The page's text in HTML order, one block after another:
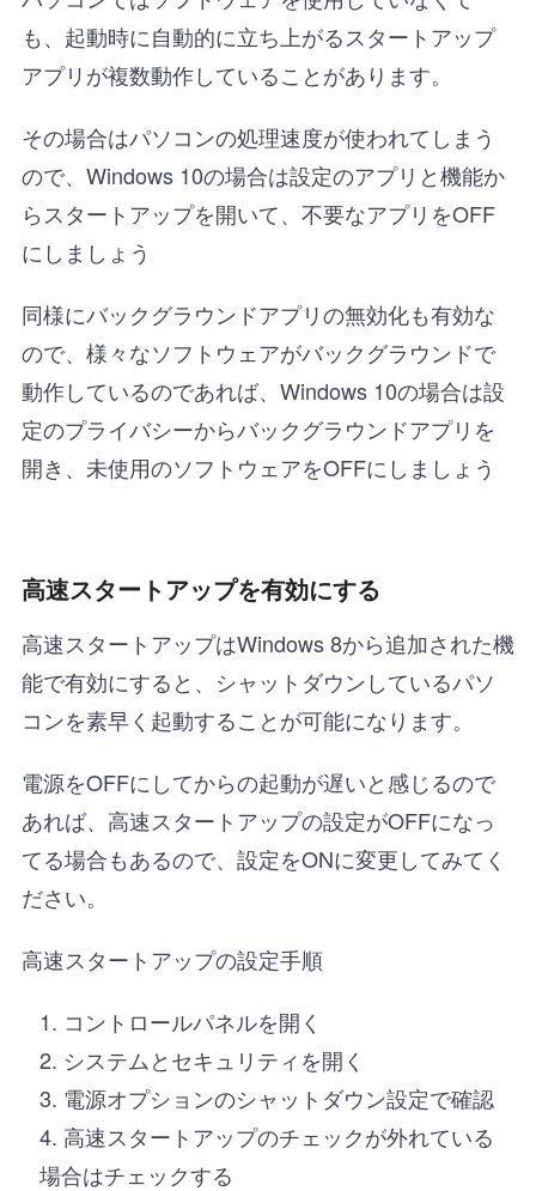
も、起動時に自動的に立ち上がるスタートアップ
アプリが複数動作していることがあります。
その場合はパソコンの処理速度が使われてしまう
ので、Windows 10の場合は設定のアプリと機能か
らスタートアップを開いて、不要なアプリをOFF
にしましょう
同様にバックグラウンドアプリの無効化も有効な
ので、様々なソフトウェアがバックグラウンドで
動作しているのであれば、Windows 10の場合は設
定のプライバシーからバックグラウンドアプリを
開き、未使用のソフトウェアをOFFにしましょう
高速スタートアップを有効にする
高速スタートアップはWindows 8から追加された機
能で有効にすると、シャットダウンしているパソ
コンを素早く起動することが可能になります。
電源をOFFにしてからの起動が遅いと感じるので
あれば、高速スタートアップの設定がOFFになっ
てる場合もあるので、設定をONに変更してみてく
ださい。
高速スタートアップの設定手順
コントロールパネルを開く
システムとセキュリティを開く
電源オプションのシャットダウン設定で確認
高速スタートアップのチェックが外れている
場合はチェックする